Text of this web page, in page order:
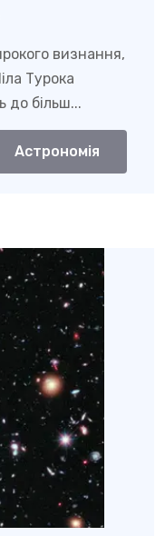
визнання,
Турока
до більш...
Астрономія